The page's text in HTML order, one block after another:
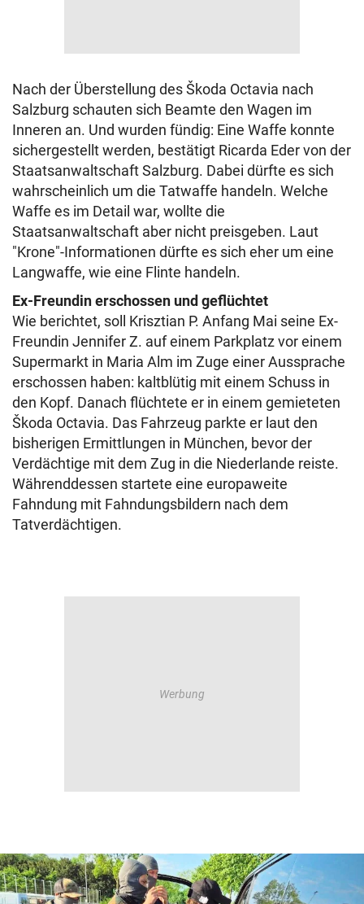
Nach der Überstellung des Škoda Octavia nach
Salzburg schauten sich Beamte den Wagen im
Inneren an. Und wurden fündig: Eine Waffe konnte
sichergestellt werden, bestätigt Ricarda Eder von der
Staatsanwaltschaft Salzburg. Dabei dürfte es sich
wahrscheinlich um die Tatwaffe handeln. Welche
Waffe es im Detail war, wollte die
Staatsanwaltschaft aber nicht preisgeben. Laut
"Krone"-Informationen dürfte es sich eher um eine
Langwaffe, wie eine Flinte handeln.
Ex-Freundin erschossen und geflüchtet
Wie berichtet, soll Krisztian P. Anfang Mai seine Ex-
Freundin Jennifer Z. auf einem Parkplatz vor einem
Supermarkt in Maria Alm im Zuge einer Aussprache
erschossen haben: kaltblütig mit einem Schuss in
den Kopf. Danach flüchtete er in einem gemieteten
Škoda Octavia. Das Fahrzeug parkte er laut den
bisherigen Ermittlungen in München, bevor der
Verdächtige mit dem Zug in die Niederlande reiste.
Währenddessen startete eine europaweite
Fahndung mit Fahndungsbildern nach dem
Tatverdächtigen.